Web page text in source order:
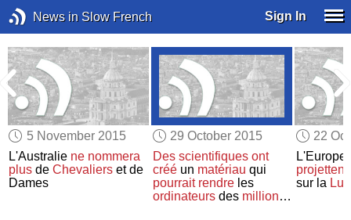
News in Slow French Sign In
5 November 2015
L'Australie ne nommera
plus deChevaliers et de
Dames
29 October 2015
Des scientifiques ont
crééun matériau qui
pourrait rendreles
ordinateursdes millions
22
L'Europe
projettent
sur la